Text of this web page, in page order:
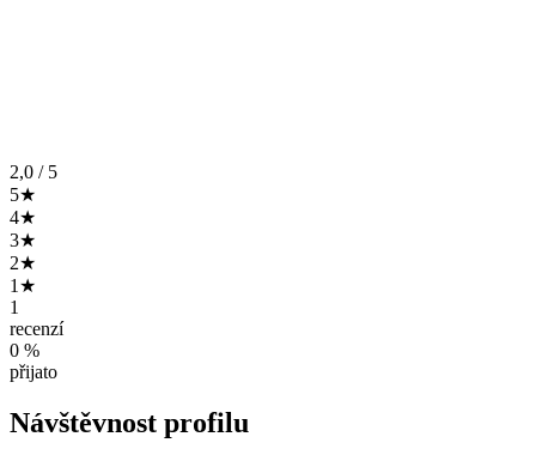
2,0 / 5
5★
4★
3★
2★
1★
1
recenzí
0 %
přijato
Návštěvnost profilu